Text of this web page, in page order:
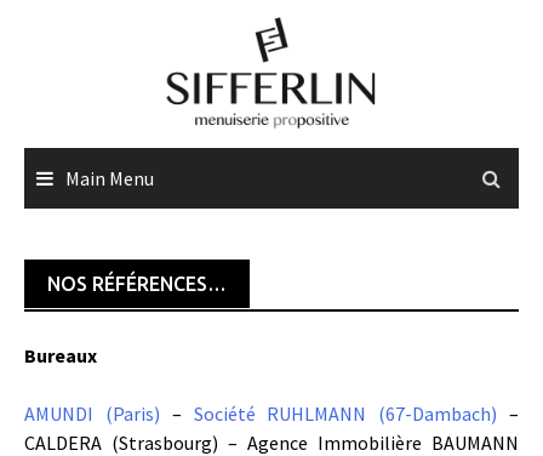
Main Menu
NOS RÉFÉRENCES…
Bureaux
AMUNDI (Paris) – Société RUHLMANN (67-Dambach) –
CALDERA (Strasbourg) – Agence Immobilière BAUMANN